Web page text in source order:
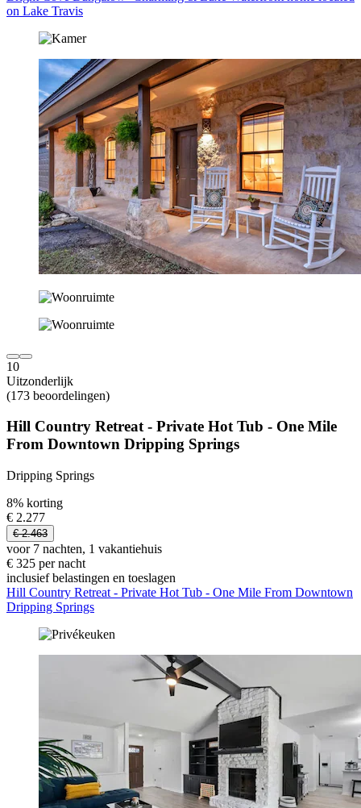
on Lake Travis
10
Uitzonderlijk
(173 beoordelingen)
Hill Country Retreat - Private Hot Tub - One Mile
From Downtown Dripping Springs
Dripping Springs
8% korting
€ 2.277
€ 2.463
voor 7 nachten, 1 vakantiehuis
€ 325 per nacht
inclusief belastingen en toeslagen
Hill Country Retreat - Private Hot Tub - One Mile From Downtown
Dripping Springs